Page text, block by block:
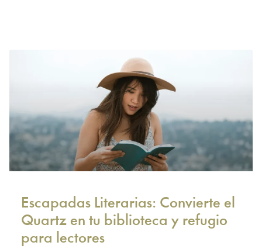
Escapadas Literarias: Convierte el
Quartz en tu biblioteca y refugio
para lectores